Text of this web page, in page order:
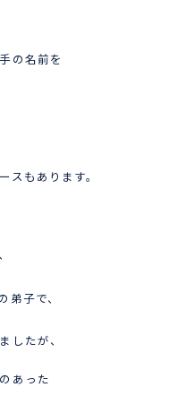
の名前を
スもあります。
弟子で、
したが、
あった